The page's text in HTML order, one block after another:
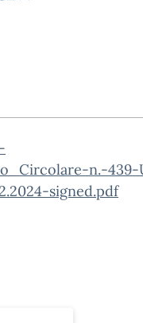
n.-439-
signed.pdf